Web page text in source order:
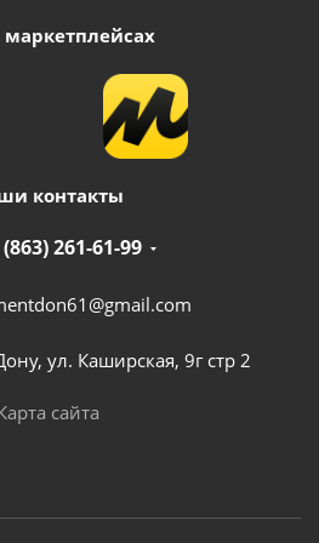
контакты
261-61-99
ул. Каширская, 9г стр 2
сайта